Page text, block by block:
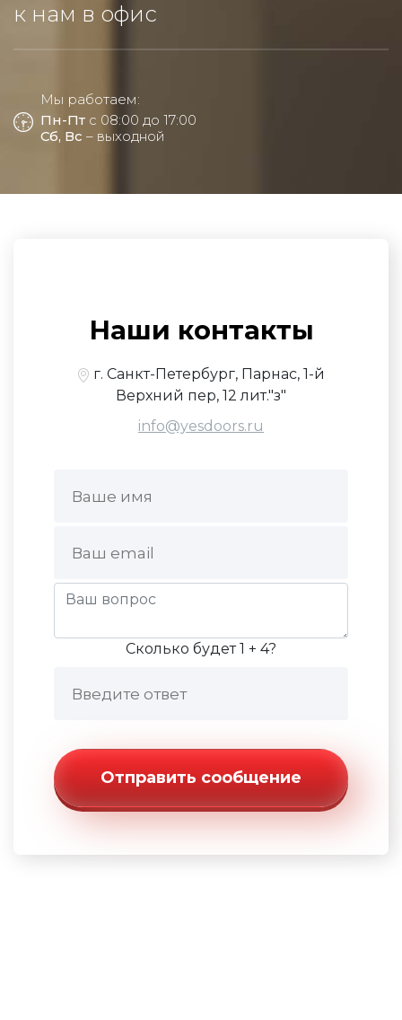
к нам в офис
Мы работаем:
Пн-Пт с 08:00 до 17:00
Сб, Вс – выходной
Наши контакты
г. Санкт-Петербург, Парнас, 1-й
Верхний пер, 12 лит."з"
info@yesdoors.ru
Сколько будет 1 + 4?
Отправить сообщение